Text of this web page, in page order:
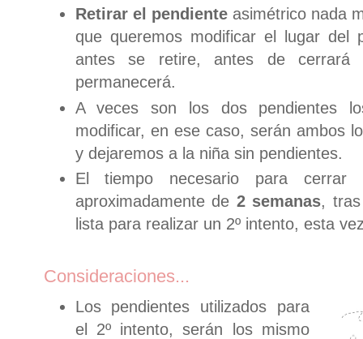
Retirar el pendienteasimétrico nada
que queremos modificar el lugar del
antes se retire, antes de cerrará
permanecerá.
A veces son los dos pendientes
modificar, en ese caso, serán ambos
y dejaremos a la niña sin pendientes.
El tiempo necesario para cerrar
aproximadamente de 2 semanas,
lista para realizar un 2º intento, esta
Consideraciones...
Los pendientes utilizados para
el 2º intento, serán los mismo